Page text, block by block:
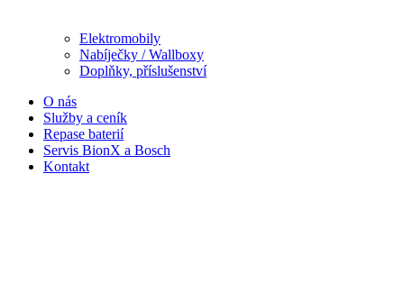
Elektromobily
Nabíječky / Wallboxy
Doplňky, příslušenství
O nás
Služby a ceník
Repase baterií
Servis BionX a Bosch
Kontakt